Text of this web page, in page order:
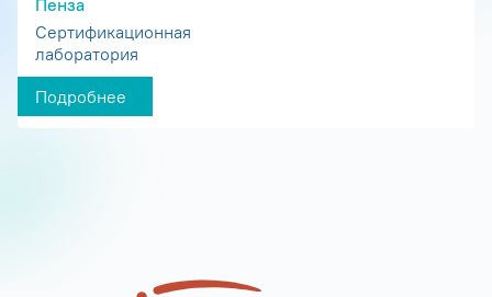
Пенза
Сертификационная
лаборатория
Подробнее